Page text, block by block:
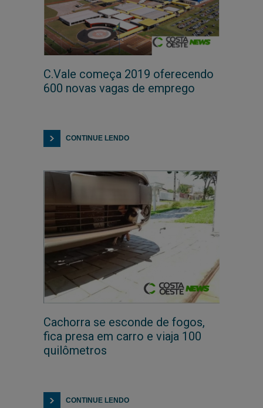
C.Vale começa 2019 oferecendo
600 novas vagas de emprego
CONTINUE LENDO
Cachorra se esconde de fogos,
fica presa em carro e viaja 100
quilômetros
CONTINUE LENDO